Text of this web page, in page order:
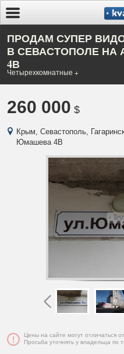
ПРОДАМ СУПЕР
В СЕВАСТОПОЛЕ
4В
Четырехкомнатные +
260 000 $
Крым, Севастополь,
Юмашева 4В
Цены на сайте могут отличаться
Просьба уточнять у владельца по